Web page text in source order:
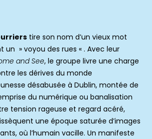
tire son nom d’un vieux mot
un » voyou des rues « . Avec leur
and See, le groupe livre une charge
les dérives du monde
désabusée à Dublin, montée de
du numérique ou banalisation
tension rageuse et regard acéré,
une époque saturée d’images
où l’humain vacille. Un manifeste